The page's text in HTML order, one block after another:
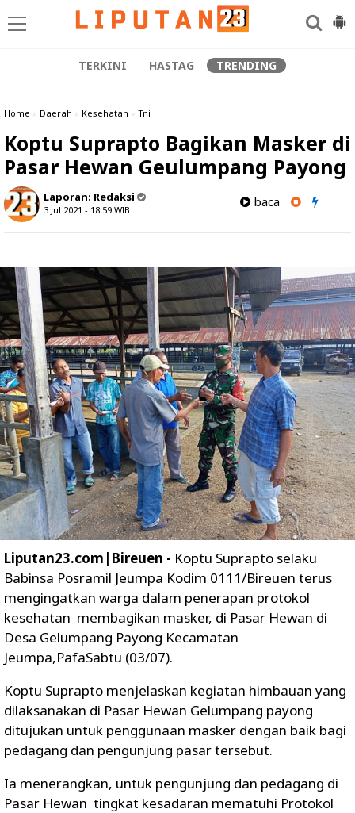
TERKINI HASTAG TRENDING
Home » Daerah » Kesehatan » Tni
Koptu Suprapto Bagikan Masker di
Pasar Hewan Geulumpang Payong
Laporan: Redaksi
3 Jul 2021 - 18:59 WIB
baca
Liputan23.com|Bireuen - Koptu Suprapto selaku
Babinsa Posramil Jeumpa Kodim 0111/Bireuen terus
mengingatkan warga dalam penerapan protokol
kesehatan membagikan masker, di Pasar Hewan di
Desa Gelumpang Payong Kecamatan
Jeumpa,PafaSabtu (03/07).
Koptu Suprapto menjelaskan kegiatan himbauan yang
dilaksanakan di Pasar Hewan Gelumpang payong
ditujukan untuk penggunaan masker dengan baik bagi
pedagang dan pengunjung pasar tersebut.
Ia menerangkan, untuk pengunjung dan pedagang di
Pasar Hewan tingkat kesadaran mematuhi Protokol